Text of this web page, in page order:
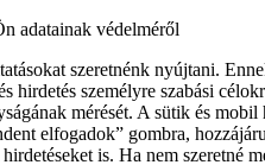
adatainak védelméről
szeretnénk nyújtani.
hirdetés személyre szabási
mérését. A sütik és
elfogadok” gombra,
is. Ha nem szeretné